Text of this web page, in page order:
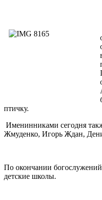
птичку.
Именинниками сегодня
Жмуденко, Игорь Ждан,
По окончании
детские школы.